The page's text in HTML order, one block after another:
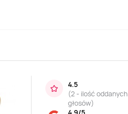
4.5
(2 - ilość oddanych
głosów)